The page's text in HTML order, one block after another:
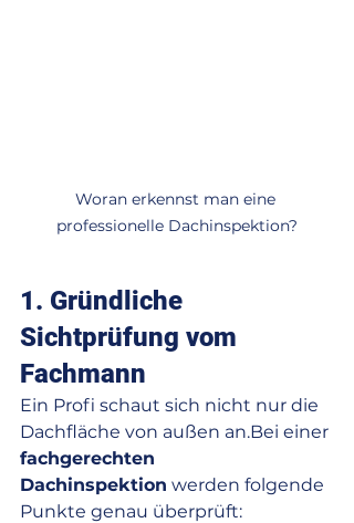
Woran erkennst man eine
professionelle Dachinspektion?
1. Gründliche
Sichtprüfung vom
Fachmann
Ein Profi schaut sich nicht nur die
Dachfläche von außen an.Bei einer
fachgerechten
Dachinspektion werden folgende
Punkte genau überprüft: